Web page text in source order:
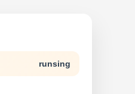
runsing